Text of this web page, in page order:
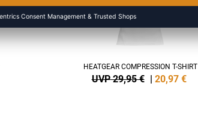
HEATGEAR COMPRESSION T-SHIRT
UVP 29,95 € 20,97 €